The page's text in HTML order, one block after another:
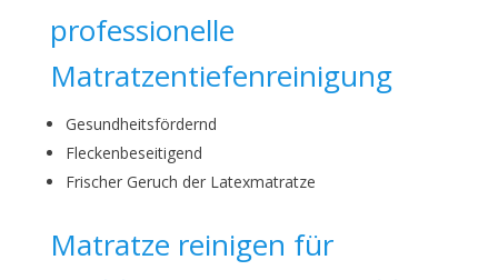
professionelle
Matratzentiefenreinigung
Gesundheitsfördernd
Fleckenbeseitigend
Frischer Geruch der Latexmatratze
Matratze reinigen für